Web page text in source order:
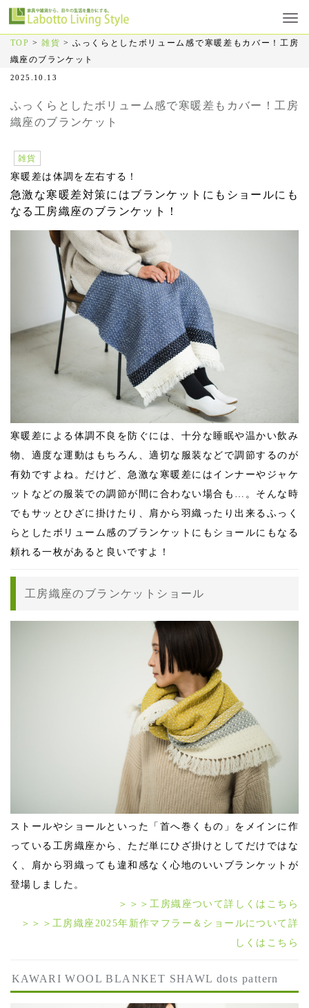
TOP > 雑貨 >ふっくらとしたボリューム感で寒暖差もカバー！工房
織座のブランケット
2025.10.13
ふっくらとしたボリューム感で寒暖差もカバー！工房
織座のブランケット
雑貨
寒暖差は体調を左右する！
急激な寒暖差対策にはブランケットにもショールにも
なる工房織座のブランケット！
寒暖差による体調不良を防ぐには、十分な睡眠や温かい飲み
物、適度な運動はもちろん、適切な服装などで調節するのが
有効ですよね。だけど、急激な寒暖差にはインナーやジャケ
ットなどの服装での調節が間に合わない場合も…。そんな時
でもサッとひざに掛けたり、肩から羽織ったり出来るふっく
らとしたボリューム感のブランケットにもショールにもなる
頼れる一枚があると良いですよ！
工房織座のブランケットショール
ストールやショールといった「首へ巻くもの」をメインに作
っている工房織座から、ただ単にひざ掛けとしてだけではな
く、肩から羽織っても違和感なく心地のいいブランケットが
登場しました。
＞＞＞工房織座ついて詳しくはこちら
＞＞＞工房織座2025年新作マフラー＆ショールについて詳
しくはこちら
KAWARI WOOL BLANKET SHAWL dots pattern